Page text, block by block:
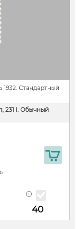
1932. Стандартный
231 I. Обычный
40